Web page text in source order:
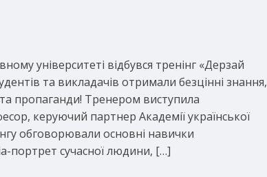
університеті відбувся тренінг «Дерзай
та викладачів отримали безцінні знання,
пропаганди! Тренером виступила
керуючий партнер Академії української
обговорювали основні навички
портрет сучасної людини, […]